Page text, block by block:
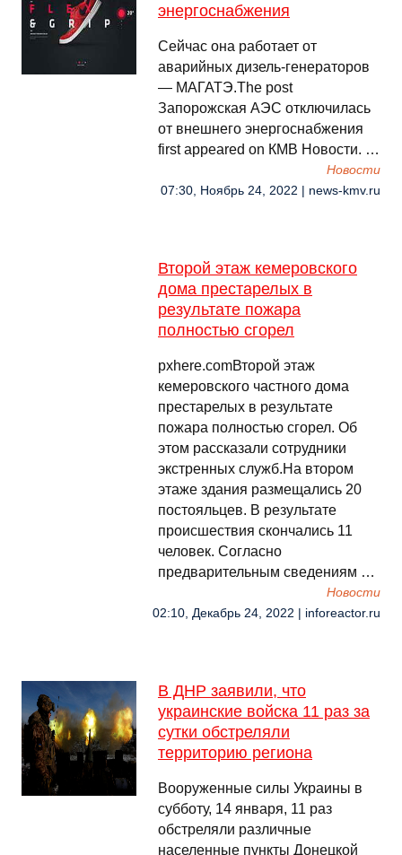
энергоснабжения
Сейчас она работает от
аварийных дизель-генераторов
— МАГАТЭ.The post
Запорожская АЭС отключилась
от внешнего энергоснабжения
first appeared on КМВ Новости. …
Новости
07:30, Ноябрь 24, 2022 | news-kmv.ru
Второй этаж кемеровского
дома престарелых в
результате пожара
полностью сгорел
pxhere.comВторой этаж
кемеровского частного дома
престарелых в результате
пожара полностью сгорел. Об
этом рассказали сотрудники
экстренных служб.На втором
этаже здания размещались 20
постояльцев. В результате
происшествия скончались 11
человек. Согласно
предварительным сведениям …
Новости
02:10, Декабрь 24, 2022 | inforeactor.ru
В ДНР заявили, что
украинские войска 11 раз за
сутки обстреляли
территорию региона
Вооруженные силы Украины в
субботу, 14 января, 11 раз
обстреляли различные
населенные пункты Донецкой